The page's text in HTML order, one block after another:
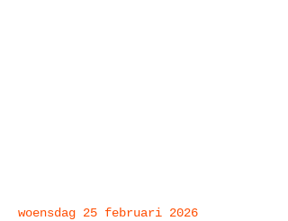
woensdag 25 februari 2026